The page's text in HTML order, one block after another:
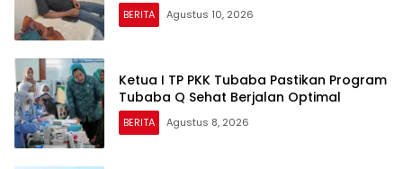
BERITA Agustus 10, 2026
Ketua I TP PKK Tubaba Pastikan Program
Tubaba Q Sehat Berjalan Optimal
BERITA Agustus 8, 2026